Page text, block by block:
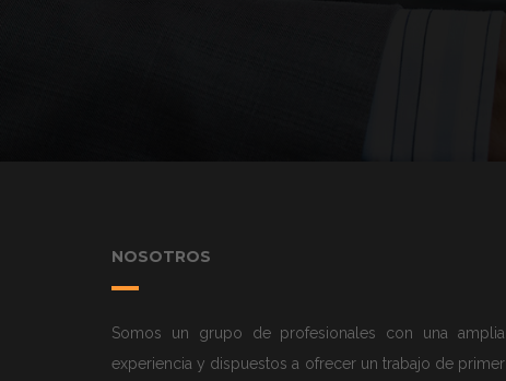
NOSOTROS
Somos un grupo de profesionales con una amplia
experiencia y dispuestos a ofrecer un trabajo de primer